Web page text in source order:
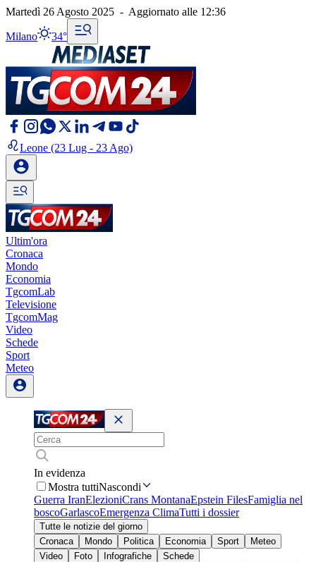
Martedì 26 Agosto 2025 - Aggiornato alle 12:36
Milano 34°
Leone (23 Lug - 23 Ago)
Ultim'ora
Cronaca
Mondo
Economia
TgcomLab
Televisione
TgcomMag
Video
Schede
Sport
Meteo
In evidenza
Mostra tuttiNascondi
Guerra IranElezioniCrans MontanaEpstein FilesFamiglia nel
boscoGarlascoEmergenza ClimaTutti i dossier
Tutte le notizie del giorno
Cronaca
Mondo Politica Economia Sport
Meteo
Video
Foto Infografiche
Schede